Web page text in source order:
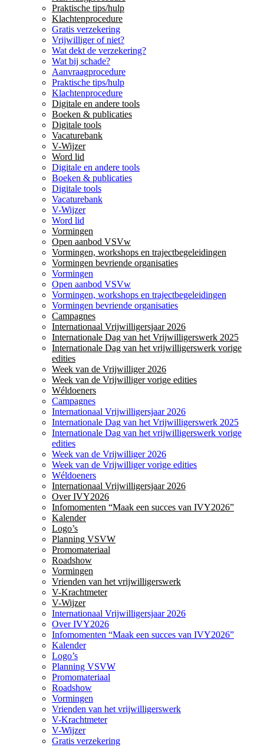
Praktische tips/hulp
Klachtenprocedure
Gratis verzekering
Vrijwilliger of niet?
Wat dekt de verzekering?
Wat bij schade?
Aanvraagprocedure
Praktische tips/hulp
Klachtenprocedure
Digitale en andere tools
Boeken & publicaties
Digitale tools
Vacaturebank
V-Wijzer
Word lid
Digitale en andere tools
Boeken & publicaties
Digitale tools
Vacaturebank
V-Wijzer
Word lid
Vormingen
Open aanbod VSVw
Vormingen, workshops en trajectbegeleidingen
Vormingen bevriende organisaties
Vormingen
Open aanbod VSVw
Vormingen, workshops en trajectbegeleidingen
Vormingen bevriende organisaties
Campagnes
Internationaal Vrijwilligersjaar 2026
Internationale Dag van het Vrijwilligerswerk 2025
Internationale Dag van het vrijwilligerswerk vorige
edities
Week van de Vrijwilliger 2026
Week van de Vrijwilliger vorige edities
Wéldoeners
Campagnes
Internationaal Vrijwilligersjaar 2026
Internationale Dag van het Vrijwilligerswerk 2025
Internationale Dag van het vrijwilligerswerk vorige
edities
Week van de Vrijwilliger 2026
Week van de Vrijwilliger vorige edities
Wéldoeners
Internationaal Vrijwilligersjaar 2026
Over IVY2026
Infomomenten “Maak een succes van IVY2026”
Kalender
Logo’s
Planning VSVW
Promomateriaal
Roadshow
Vormingen
Vrienden van het vrijwilligerswerk
V-Krachtmeter
V-Wijzer
Internationaal Vrijwilligersjaar 2026
Over IVY2026
Infomomenten “Maak een succes van IVY2026”
Kalender
Logo’s
Planning VSVW
Promomateriaal
Roadshow
Vormingen
Vrienden van het vrijwilligerswerk
V-Krachtmeter
V-Wijzer
Gratis verzekering